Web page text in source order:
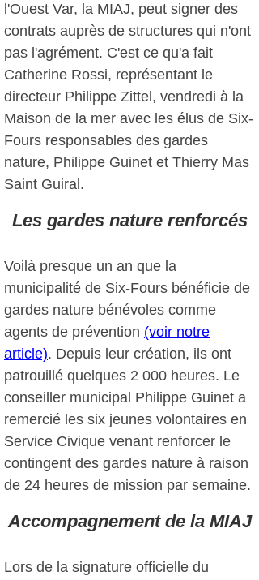
l'Ouest Var, la MIAJ, peut signer des
contrats auprès de structures qui n'ont
pas l'agrément. C'est ce qu'a fait
Catherine Rossi, représentant le
directeur Philippe Zittel, vendredi à la
Maison de la mer avec les élus de Six-
Fours responsables des gardes
nature, Philippe Guinet et Thierry Mas
Saint Guiral.
Les gardes nature renforcés
Voilà presque un an que la
municipalité de Six-Fours bénéficie de
gardes nature bénévoles comme
agents de prévention (voir notre
article). Depuis leur création, ils ont
patrouillé quelques 2 000 heures. Le
conseiller municipal Philippe Guinet a
remercié les six jeunes volontaires en
Service Civique venant renforcer le
contingent des gardes nature à raison
de 24 heures de mission par semaine.
Accompagnement de la MIAJ
Lors de la signature officielle du